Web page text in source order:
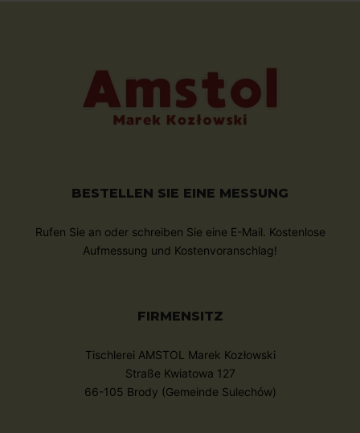
BESTELLEN SIE EINE MESSUNG
Rufen Sie an oder schreiben Sie eine E-Mail. Kostenlose
Aufmessung und Kostenvoranschlag!
FIRMENSITZ
Tischlerei AMSTOL Marek Kozłowski
Straße Kwiatowa 127
66-105 Brody (Gemeinde Sulechów)